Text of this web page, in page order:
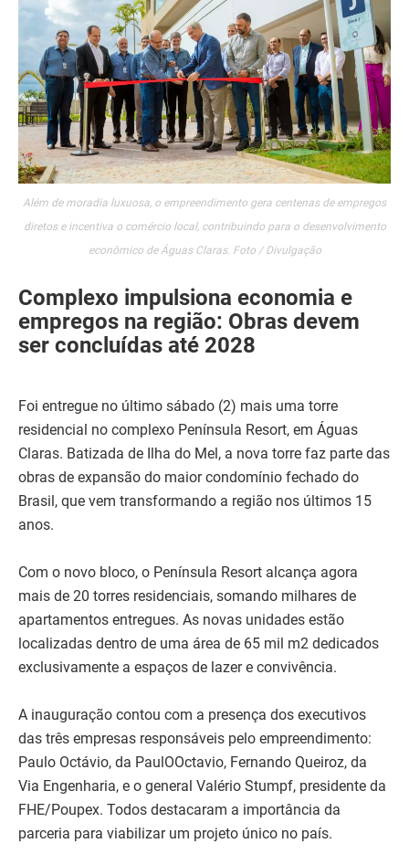
Além de moradia luxuosa, o empreendimento gera centenas de empregos
diretos e incentiva o comércio local, contribuindo para o desenvolvimento
econômico de Águas Claras. Foto / Divulgação
Complexo impulsiona economia e
empregos na região: Obras devem
ser concluídas até 2028
Foi entregue no último sábado (2) mais uma torre
residencial no complexo Península Resort, em Águas
Claras. Batizada de Ilha do Mel, a nova torre faz parte das
obras de expansão do maior condomínio fechado do
Brasil, que vem transformando a região nos últimos 15
anos.
Com o novo bloco, o Península Resort alcança agora
mais de 20 torres residenciais, somando milhares de
apartamentos entregues. As novas unidades estão
localizadas dentro de uma área de 65 mil m2 dedicados
exclusivamente a espaços de lazer e convivência.
A inauguração contou com a presença dos executivos
das três empresas responsáveis pelo empreendimento:
Paulo Octávio, da PaulOOctavio, Fernando Queiroz, da
Via Engenharia, e o general Valério Stumpf, presidente da
FHE/Poupex. Todos destacaram a importância da
parceria para viabilizar um projeto único no país.